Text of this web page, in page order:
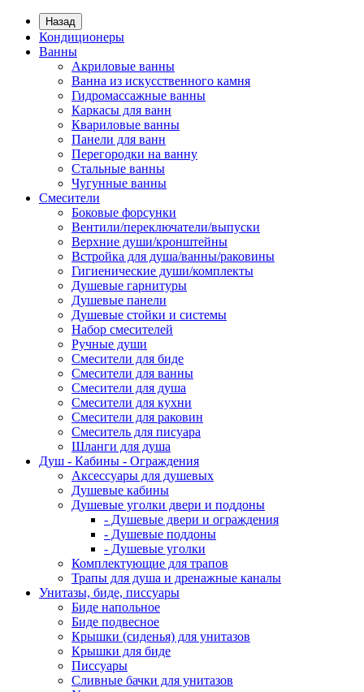
Назад
Кондиционеры
Ванны
Акриловые ванны
Ванна из искусственного камня
Гидромассажные ванны
Каркасы для ванн
Квариловые ванны
Панели для ванн
Перегородки на ванну
Стальные ванны
Чугунные ванны
Смесители
Боковые форсунки
Вентили/переключатели/выпуски
Верхние души/кронштейны
Встройка для душа/ванны/раковины
Гигиенические души/комплекты
Душевые гарнитуры
Душевые панели
Душевые стойки и системы
Набор смесителей
Ручные души
Смесители для биде
Смесители для ванны
Смесители для душа
Смесители для кухни
Смесители для раковин
Смеситель для писуара
Шланги для душа
Душ - Кабины - Ограждения
Аксессуары для душевых
Душевые кабины
Душевые уголки двери и поддоны
- Душевые двери и ограждения
- Душевые поддоны
- Душевые уголки
Комплектующие для трапов
Трапы для душа и дренажные каналы
Унитазы, биде, писсуары
Биде напольное
Биде подвесное
Крышки (сиденья) для унитазов
Крышки для биде
Писсуары
Сливные бачки для унитазов